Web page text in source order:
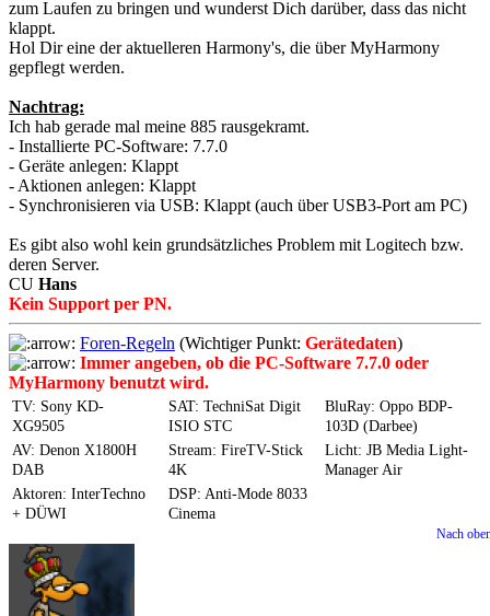
zum Laufen zu bringen und wunderst Dich darüber, dass das nicht
klappt.
Hol Dir eine der aktuelleren Harmony's, die über MyHarmony
gepflegt werden.
Nachtrag:
Ich hab gerade mal meine 885 rausgekramt.
- Installierte PC-Software: 7.7.0
- Geräte anlegen: Klappt
- Aktionen anlegen: Klappt
- Synchronisieren via USB: Klappt (auch über USB3-Port am PC)
Es gibt also wohl kein grundsätzliches Problem mit Logitech bzw.
deren Server.
CU Hans
Kein Support per PN.
Foren-Regeln (Wichtiger Punkt: Gerätedaten)
Immer angeben, ob die PC-Software 7.7.0 oder
MyHarmony benutzt wird.
TV: Sony KD-
XG9505
SAT: TechniSat Digit
ISIO STC
BluRay: Oppo BDP-
103D (Darbee)
AV: Denon X1800H
DAB
Stream: FireTV-Stick
4K
Licht: JB Media Light-
Manager Air
Aktoren: InterTechno
+ DÜWI
DSP: Anti-Mode 8033
Cinema
Nach